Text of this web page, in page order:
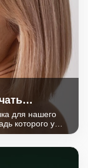
для нашего
которого у
отвечает за
гормон-